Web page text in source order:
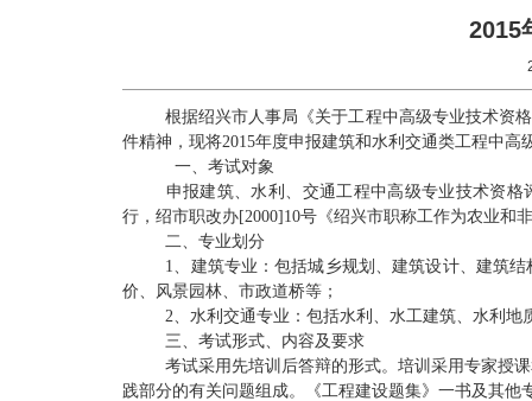
2015
根据绍兴市人事局《关于工程中高级专业技术资
件精神，现将2015年度申报建筑和水利交通类工程中
一、 考试对象
申报建筑、水利、交通工程中高级专业技术资
行，绍市职改办[2000]10号《绍兴市职称工作为农业和
二、 专业划分
1、建筑专业：包括城乡规划、建筑设计、建筑
价、风景园林、市政道桥等；
2、水利交通专业：包括水利、水工建筑、水利
三、 考试形式、内容及要求
考试采用先培训后答辩的形式。培训采用专家授
践部分的有关问题组成。《工程建设题集》一书及其他